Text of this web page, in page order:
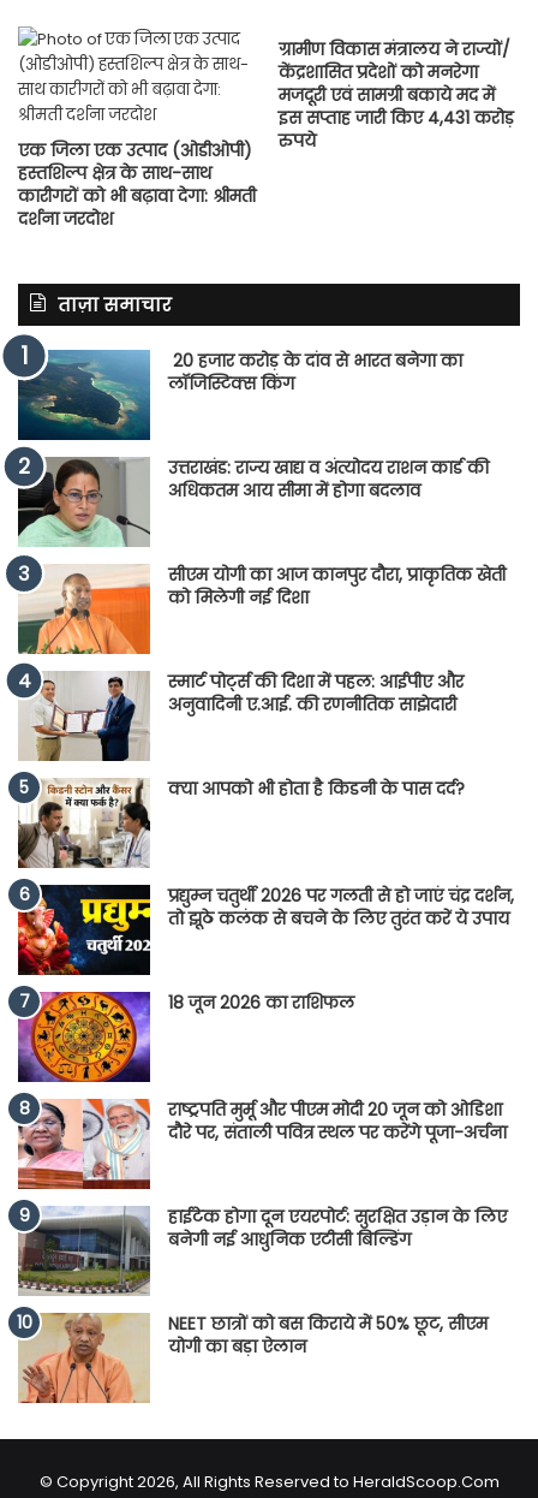
एक जिला एक उत्पाद (ओडीओपी)
हस्तशिल्प क्षेत्र के साथ-साथ
कारीगरों को भी बढ़ावा देगा: श्रीमती
दर्शना जरदोश
ग्रामीण विकास मंत्रालय ने राज्यों/
केंद्रशासित प्रदेशों को मनरेगा
मजदूरी एवं सामग्री बकाये मद में
इस सप्ताह जारी किए 4,431 करोड़
रुपये
ताज़ा समाचार
20 हजार करोड़ के दांव से भारत बनेगा का
लॉजिस्टिक्स किंग
उत्तराखंड: राज्य खाद्य व अंत्योदय राशन कार्ड की
अधिकतम आय सीमा में होगा बदलाव
सीएम योगी का आज कानपुर दौरा, प्राकृतिक खेती
को मिलेगी नई दिशा
स्मार्ट पोर्ट्स की दिशा में पहल: आईपीए और
अनुवादिनी ए.आई. की रणनीतिक साझेदारी
क्या आपको भी होता है किडनी के पास दर्द?
प्रद्युम्न चतुर्थी 2026 पर गलती से हो जाएं चंद्र दर्शन,
तो झूठे कलंक से बचने के लिए तुरंत करें ये उपाय
18 जून 2026 का राशिफल
राष्ट्रपति मुर्मू और पीएम मोदी 20 जून को ओडिशा
दौरे पर, संताली पवित्र स्थल पर करेंगे पूजा-अर्चना
हाईटेक होगा दून एयरपोर्ट: सुरक्षित उड़ान के लिए
बनेगी नई आधुनिक एटीसी बिल्डिंग
NEET छात्रों को बस किराये में 50% छूट, सीएम
योगी का बड़ा ऐलान
© Copyright 2026, All Rights Reserved to HeraldScoop.Com